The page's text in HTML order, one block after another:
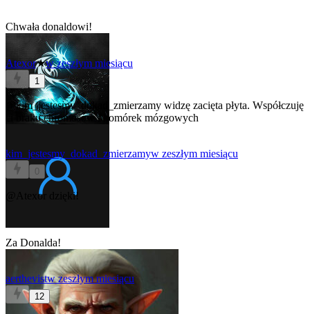
Chwała donaldowi!
Atexor★w zeszłym miesiącu
1
@kim_jestesmy_dokad_zmierzamy widzę zacięta płyta. Współczuję
ci braku chromosów i komórek mózgowych
kim_jestesmy_dokad_zmierzamyw zeszłym miesiącu
0
@Atexor dzięki!
Za Donalda!
aerthevistw zeszłym miesiącu
12